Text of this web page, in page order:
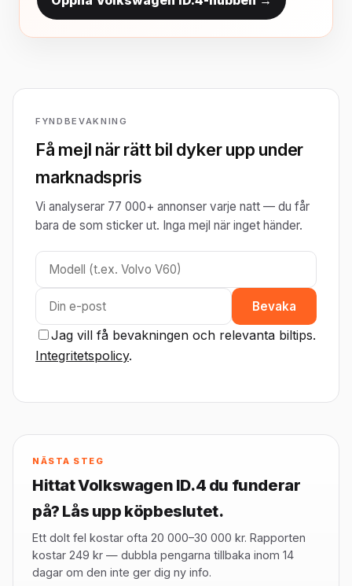
FYNDBEVAKNING
Få mejl när rätt bil dyker upp under
marknadspris
Vi analyserar 77 000+ annonser varje natt — du får
bara de som sticker ut. Inga mejl när inget händer.
Bevaka
Jag vill få bevakningen och relevanta biltips.
Integritetspolicy.
NÄSTA STEG
Hittat Volkswagen ID.4 du funderar
på? Lås upp köpbeslutet.
Ett dolt fel kostar ofta 20 000–30 000 kr. Rapporten
kostar 249 kr — dubbla pengarna tillbaka inom 14
dagar om den inte ger dig ny info.